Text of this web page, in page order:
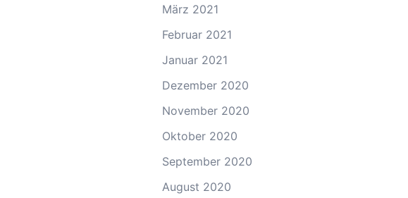
März 2021
Februar 2021
Januar 2021
Dezember 2020
November 2020
Oktober 2020
September 2020
August 2020